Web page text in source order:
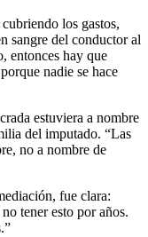
los gastos,
sangre del conductor al
entonces hay que
nadie se hace
estuviera a nombre
del imputado. “Las
no a nombre de
fue clara:
tener esto por años.